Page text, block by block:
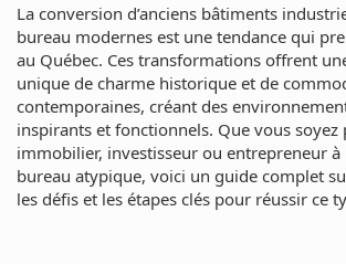
La conversion d’anciens bâtiments
bureau modernes est une tendance qui
au Québec. Ces transformations offrent
unique de charme historique et de
contemporaines, créant des
inspirants et fonctionnels. Que vous
immobilier, investisseur ou entrepreneur à
bureau atypique, voici un guide complet
les défis et les étapes clés pour réussir ce